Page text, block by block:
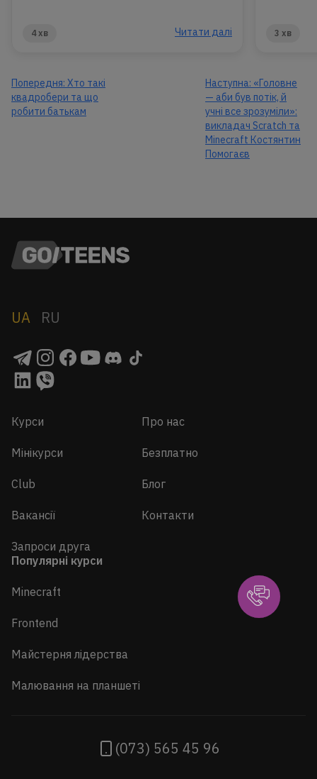
4 хв Читати далі 3 хв
Попередня: Хто такі
квадробери та що
робити батькам
Наступна: «Головне
— аби був потік, й
учні все зрозуміли»:
викладач Scratch та
Minecraft Костянтин
Помогаєв
UA RU
Курси
Мінікурси
Club
Вакансії
Запроси друга
Про нас
Безплатно
Блог
Контакти
Популярні курси
Minecraft
Frontend
Майстерня лідерства
Малювання на планшеті
(073) 565 45 96